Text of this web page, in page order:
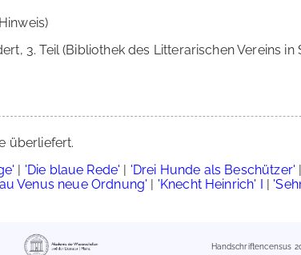
3. Teil (Bibliothek des Litterarischen Vereins
überliefert.
| 'Die blaue Rede' | 'Drei Hunde als Beschützer' |
Venus neue Ordnung' | 'Knecht Heinrich' I |
Handschriftencensus